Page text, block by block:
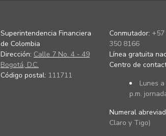
Superintendencia Financiera
de Colombia
Dirección: Calle 7 No. 4 - 49
Bogotá, D.C.
Código postal: 111711
Conmutador:
350 8166
Línea gratuita
Centro de
Lunes
p.m.
Numeral
Claro y Tigo)